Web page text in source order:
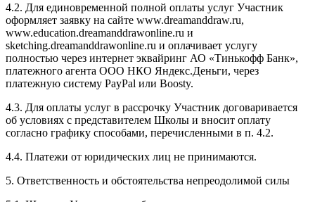
4.2. Для единовременной полной оплаты услуг Участник
оформляет заявку на сайте www.dreamanddraw.ru,
www.education.dreamanddrawonline.ru и
sketching.dreamanddrawonline.ru и оплачивает услугу
полностью через интернет эквайринг АО «Тинькофф Банк»,
платежного агента ООО НКО Яндекс.Деньги, через
платежную систему PayPal или Boosty.
4.3. Для оплаты услуг в рассрочку Участник договаривается
об условиях с представителем Школы и вносит оплату
согласно графику способами, перечисленными в п. 4.2.
4.4. Платежи от юридических лиц не принимаются.
5. Ответственность и обстоятельства непреодолимой силы